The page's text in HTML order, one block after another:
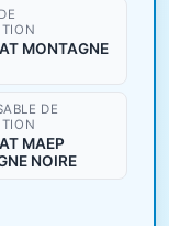
MONTAGNE
DE
MAEP
NOIRE